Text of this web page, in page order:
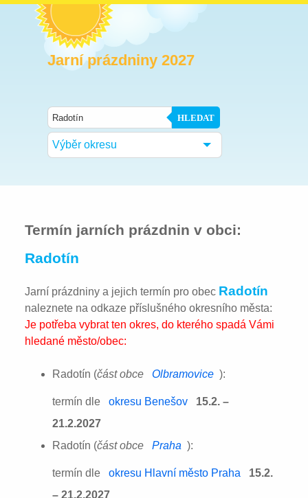
Jarní prázdniny 2027
HLEDAT
Výběr okresu
Termín jarních prázdnin v obci:
Radotín
Jarní prázdniny a jejich termín pro obec Radotín
naleznete na odkaze příslušného okresního města:
Je potřeba vybrat ten okres, do kterého spadá Vámi
hledané město/obec:
Radotín (část obce Olbramovice ):
termín dle okresu Benešov
15.2. –
21.2.2027
Radotín (část obce Praha ):
termín dle okresu Hlavní město Praha
15.2.
– 21.2.2027